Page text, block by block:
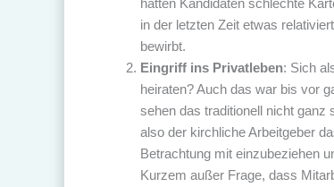
in der letzten Zeit etwas
bewirbt.
Eingriff ins Privatleben: Sich
heiraten? Auch das war bis vor
sehen das traditionell nicht ganz
also der kirchliche Arbeitgeber
Betrachtung mit einzubeziehen
Kurzem außer Frage, dass